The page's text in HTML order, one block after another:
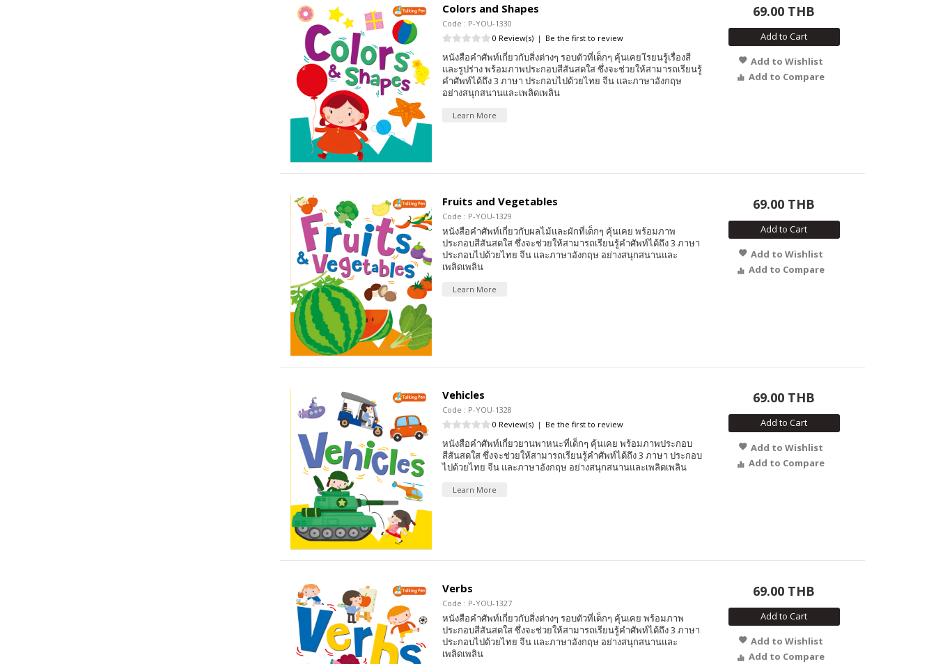
Colors and Shapes
Code : P-YOU-1330
0 Review(s) | Be the first to review
หนังสือคำศัพท์เกี่ยวกับสิ่งต่างๆ รอบตัวที่เด็กๆ คุ้นเคย เีรยนรู้เรื่องสี
และรูปร่าง พร้อมภาพประกอบสีสันสดใส ซึ่งจะช่วยให้สามารถเรียนรู้
คำศัพท์ได้ถึง 3 ภาษา ประกอบไปด้วยไทย จีน และภาษาอังกฤษ
อย่างสนุกสนานและเพลิดเพลิน
Learn More
69.00 THB
Add to Cart
Add to Wishlist
Add to Compare
Fruits and Vegetables
Code : P-YOU-1329
หนังสือคำศัพท์เกี่ยวกับผลไม้และผักที่เด็กๆ คุ้นเคย พร้อมภาพ
ประกอบสีสันสดใส ซึ่งจะช่วยให้สามารถเรียนรู้คำศัพท์ได้ถึง 3 ภาษา
ประกอบไปด้วยไทย จีน และภาษาอังกฤษ อย่างสนุกสนานและ
เพลิดเพลิน
Learn More
69.00 THB
Add to Cart
Add to Wishlist
Add to Compare
Vehicles
Code : P-YOU-1328
0 Review(s) | Be the first to review
หนังสือคำศัพท์เกี่ยวยานพาหนะที่เด็กๆ คุ้นเคย พร้อมภาพประกอบ
สีสันสดใส ซึ่งจะช่วยให้สามารถเรียนรู้คำศัพท์ได้ถึง 3 ภาษา ประกอบ
ไปด้วยไทย จีน และภาษาอังกฤษ อย่างสนุกสนานและเพลิดเพลิน
Learn More
69.00 THB
Add to Cart
Add to Wishlist
Add to Compare
Verbs
Code : P-YOU-1327
หนังสือคำศัพท์เกี่ยวกับสิ่งต่างๆ รอบตัวที่เด็กๆ คุ้นเคย พร้อมภาพ
ประกอบสีสันสดใส ซึ่งจะช่วยให้สามารถเรียนรู้คำศัพท์ได้ถึง 3 ภาษา
ประกอบไปด้วยไทย จีน และภาษาอังกฤษ อย่างสนุกสนานและ
เพลิดเพลิน
69.00 THB
Add to Cart
Add to Wishlist
Add to Compare